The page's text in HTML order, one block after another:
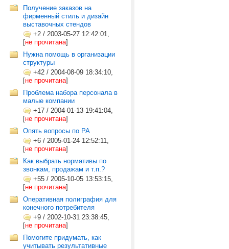
Получение заказов на
фирменный стиль и дизайн
выставочных стендов
+2 / 2003-05-27 12:42:01,
[не прочитана]
Нужна помощь в организации
структуры
+42 / 2004-08-09 18:34:10,
[не прочитана]
Проблема набора персонала в
малые компании
+17 / 2004-01-13 19:41:04,
[не прочитана]
Опять вопросы по РА
+6 / 2005-01-24 12:52:11,
[не прочитана]
Как выбрать нормативы по
звонкам, продажам и т.п.?
+55 / 2005-10-05 13:53:15,
[не прочитана]
Оперативная полиграфия для
конечного потребителя
+9 / 2002-10-31 23:38:45,
[не прочитана]
Помогите придумать, как
учитывать результативные